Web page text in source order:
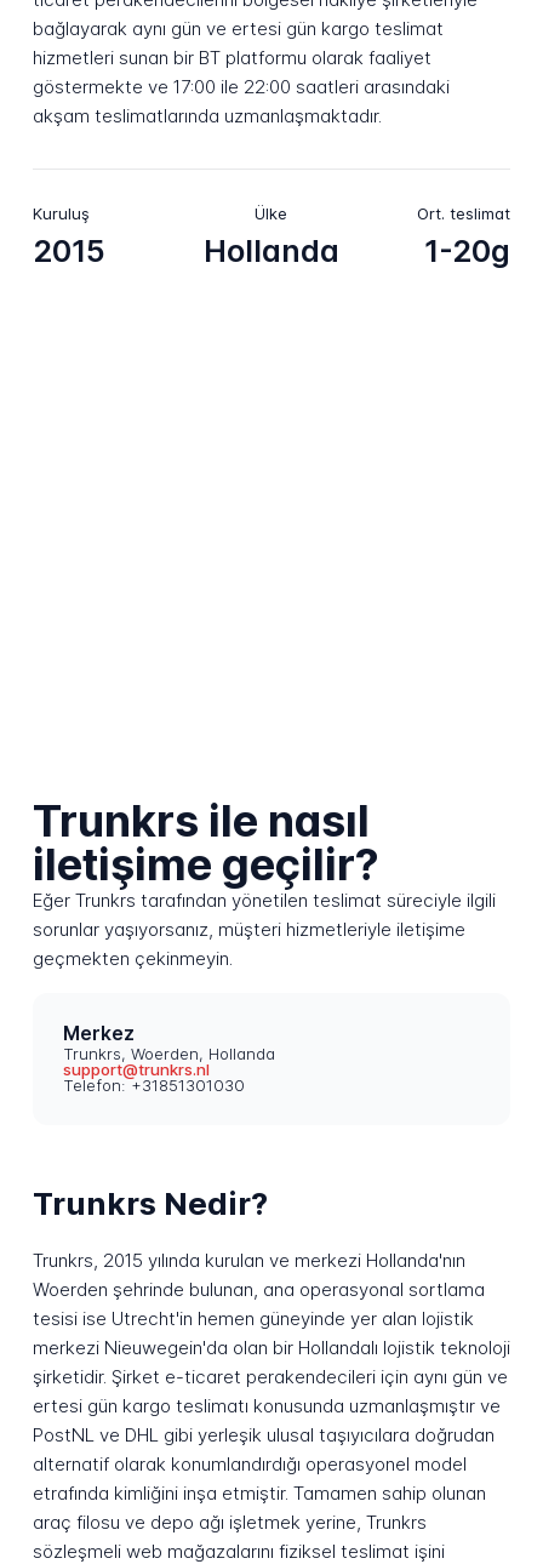
bağlayarak aynı gün ve ertesi gün kargo teslimat
hizmetleri sunan bir BT platformu olarak faaliyet
göstermekte ve 17:00 ile 22:00 saatleri arasındaki
akşam teslimatlarında uzmanlaşmaktadır.
Kuruluş
2015
Ülke
Hollanda
Ort. teslimat
1-20g
Trunkrs ile nasıl
iletişime geçilir?
Eğer Trunkrs tarafından yönetilen teslimat süreciyle ilgili
sorunlar yaşıyorsanız, müşteri hizmetleriyle iletişime
geçmekten çekinmeyin.
Merkez
Trunkrs, Woerden, Hollanda
support@trunkrs.nl
Telefon: +31851301030
Trunkrs Nedir?
Trunkrs, 2015 yılında kurulan ve merkezi Hollanda'nın
Woerden şehrinde bulunan, ana operasyonal sortlama
tesisi ise Utrecht'in hemen güneyinde yer alan lojistik
merkezi Nieuwegein'da olan bir Hollandalı lojistik teknoloji
şirketidir. Şirket e-ticaret perakendecileri için aynı gün ve
ertesi gün kargo teslimatı konusunda uzmanlaşmıştır ve
PostNL ve DHL gibi yerleşik ulusal taşıyıcılara doğrudan
alternatif olarak konumlandırdığı operasyonel model
etrafında kimliğini inşa etmiştir. Tamamen sahip olunan
araç filosu ve depo ağı işletmek yerine, Trunkrs
sözleşmeli web mağazalarını fiziksel teslimat işini